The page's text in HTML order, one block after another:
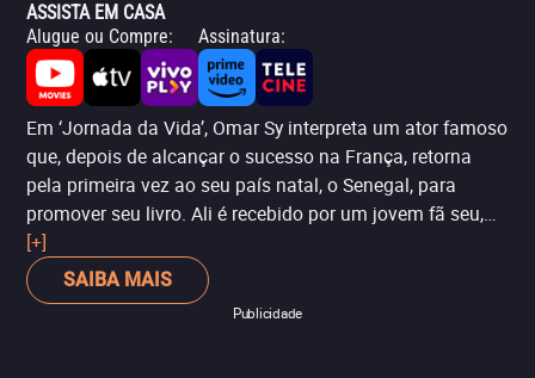
ASSISTA EM CASA
Alugue ou Compre: Assinatura:
Em ‘Jornada da Vida’, Omar Sy interpreta um ator famoso
que, depois de alcançar o sucesso na França, retorna
pela primeira vez ao seu país natal, o Senegal, para
promover seu livro. Ali é recebido por um jovem fã seu,
que decide acompanhar para casa no que acaba por ser
um caminho de reencontro com as suas raízes. Bonito,
singelo e verdadeiro.
[+]
SAIBA MAIS
Publicidade